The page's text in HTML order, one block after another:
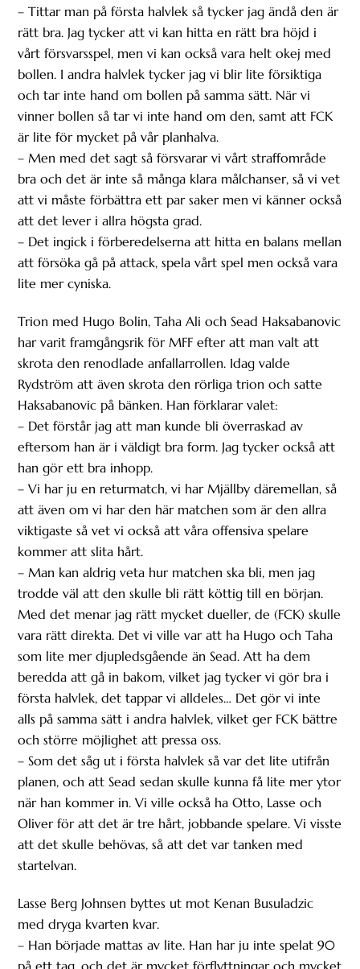
– Tittar man på första halvlek så tycker jag ändå den är
rätt bra. Jag tycker att vi kan hitta en rätt bra höjd i
vårt försvarsspel, men vi kan också vara helt okej med
bollen. I andra halvlek tycker jag vi blir lite försiktiga
och tar inte hand om bollen på samma sätt. När vi
vinner bollen så tar vi inte hand om den, samt att FCK
är lite för mycket på vår planhalva.
– Men med det sagt så försvarar vi vårt straffområde
bra och det är inte så många klara målchanser, så vi vet
att vi måste förbättra ett par saker men vi känner också
att det lever i allra högsta grad.
– Det ingick i förberedelserna att hitta en balans mellan
att försöka gå på attack, spela vårt spel men också vara
lite mer cyniska.
Trion med Hugo Bolin, Taha Ali och Sead Haksabanovic
har varit framgångsrik för MFF efter att man valt att
skrota den renodlade anfallarrollen. Idag valde
Rydström att även skrota den rörliga trion och satte
Haksabanovic på bänken. Han förklarar valet:
– Det förstår jag att man kunde bli överraskad av
eftersom han är i väldigt bra form. Jag tycker också att
han gör ett bra inhopp.
– Vi har ju en returmatch, vi har Mjällby däremellan, så
att även om vi har den här matchen som är den allra
viktigaste så vet vi också att våra offensiva spelare
kommer att slita hårt.
– Man kan aldrig veta hur matchen ska bli, men jag
trodde väl att den skulle bli rätt köttig till en början.
Med det menar jag rätt mycket dueller, de (FCK) skulle
vara rätt direkta. Det vi ville var att ha Hugo och Taha
som lite mer djupledsgående än Sead. Att ha dem
beredda att gå in bakom, vilket jag tycker vi gör bra i
första halvlek, det tappar vi alldeles… Det gör vi inte
alls på samma sätt i andra halvlek, vilket ger FCK bättre
och större möjlighet att pressa oss.
– Som det såg ut i första halvlek så var det lite utifrån
planen, och att Sead sedan skulle kunna få lite mer ytor
när han kommer in. Vi ville också ha Otto, Lasse och
Oliver för att det är tre hårt, jobbande spelare. Vi visste
att det skulle behövas, så att det var tanken med
startelvan.
Lasse Berg Johnsen byttes ut mot Kenan Busuladzic
med dryga kvarten kvar.
– Han började mattas av lite. Han har ju inte spelat 90
på ett tag, och det är mycket förflyttningar och mycket